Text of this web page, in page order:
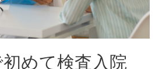
めて検査入院